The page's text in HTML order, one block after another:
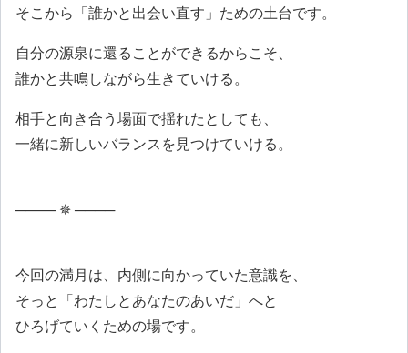
そこから「誰かと出会い直す」ための土台です。
自分の源泉に還ることができるからこそ、
誰かと共鳴しながら生きていける。
相手と向き合う場面で揺れたとしても、
一緒に新しいバランスを見つけていける。
──── ✵ ────
今回の満月は、内側に向かっていた意識を、
そっと「わたしとあなたのあいだ」へと
ひろげていくための場です。